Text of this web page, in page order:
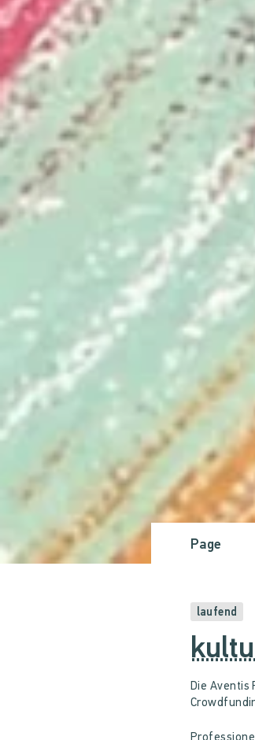
Page
laufend
Die Aventis